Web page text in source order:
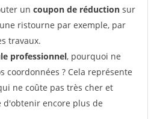
un coupon de réduction sur
ristourne par exemple, par
travaux.
professionnel, pourquoi ne
coordonnées ? Cela représente
ne coûte pas très cher et
encore plus de